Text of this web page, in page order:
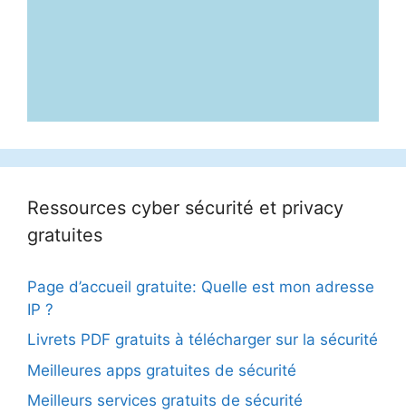
Ressources cyber sécurité et privacy
gratuites
Page d’accueil gratuite: Quelle est mon adresse
IP ?
Livrets PDF gratuits à télécharger sur la sécurité
Meilleures apps gratuites de sécurité
Meilleurs services gratuits de sécurité